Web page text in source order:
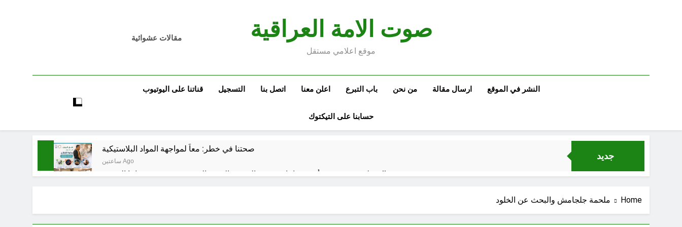
صوت الامة العراقية
موقع اعلامي مستقل
مقالات عشوائية
النشر في الموقع ارسال مقالة من نحن باب التبرع اعلن معنا اتصل بنا التسجيل قناتنا على اليوتيوب
حسابنا على التيكتوك
جديد
صحتنا في خطر: معاً لمواجهة المواد البلاستيكية
ساعتين Ago
سطور حقيقية … وأخرى فانتازية سوريالية في الحقبة الديستوبية مع مؤسساتنا الصحية !!
من راسمالية الدولة الى راسمالية المرجعيات والاحزاب والمليشيات والاذرع
Home ملحمة جلجامش والبحث عن الخلود